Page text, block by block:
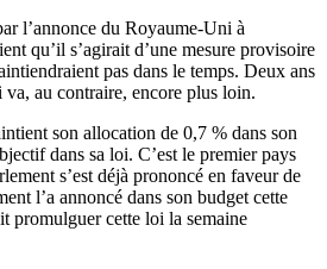
l’annonce du Royaume-Uni à
qu’il s’agirait d’une mesure provisoire
pas dans le temps. Deux ans
au contraire, encore plus loin.
son allocation de 0,7 % dans son
dans sa loi. C’est le premier pays
s’est déjà prononcé en faveur de
l’a annoncé dans son budget cette
promulguer cette loi la semaine